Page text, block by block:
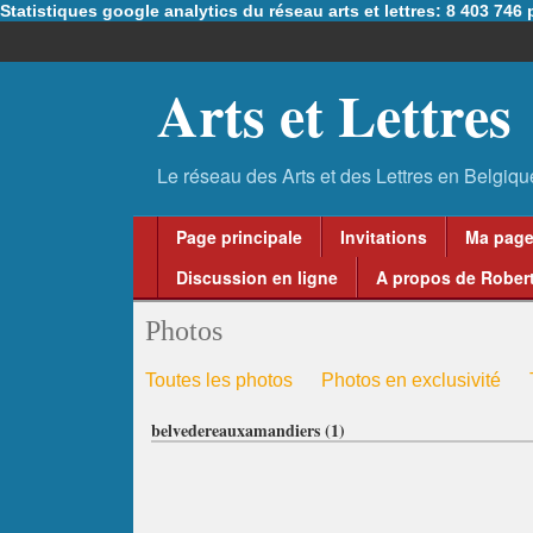
Statistiques google analytics du réseau arts et lettres: 8 403 746
Arts et Lettres
Page principale Invitations Ma page
Discussion en ligne
A propos de
Photos
Toutes les photos Photos en exclusivité
belvedereauxamandiers (1)